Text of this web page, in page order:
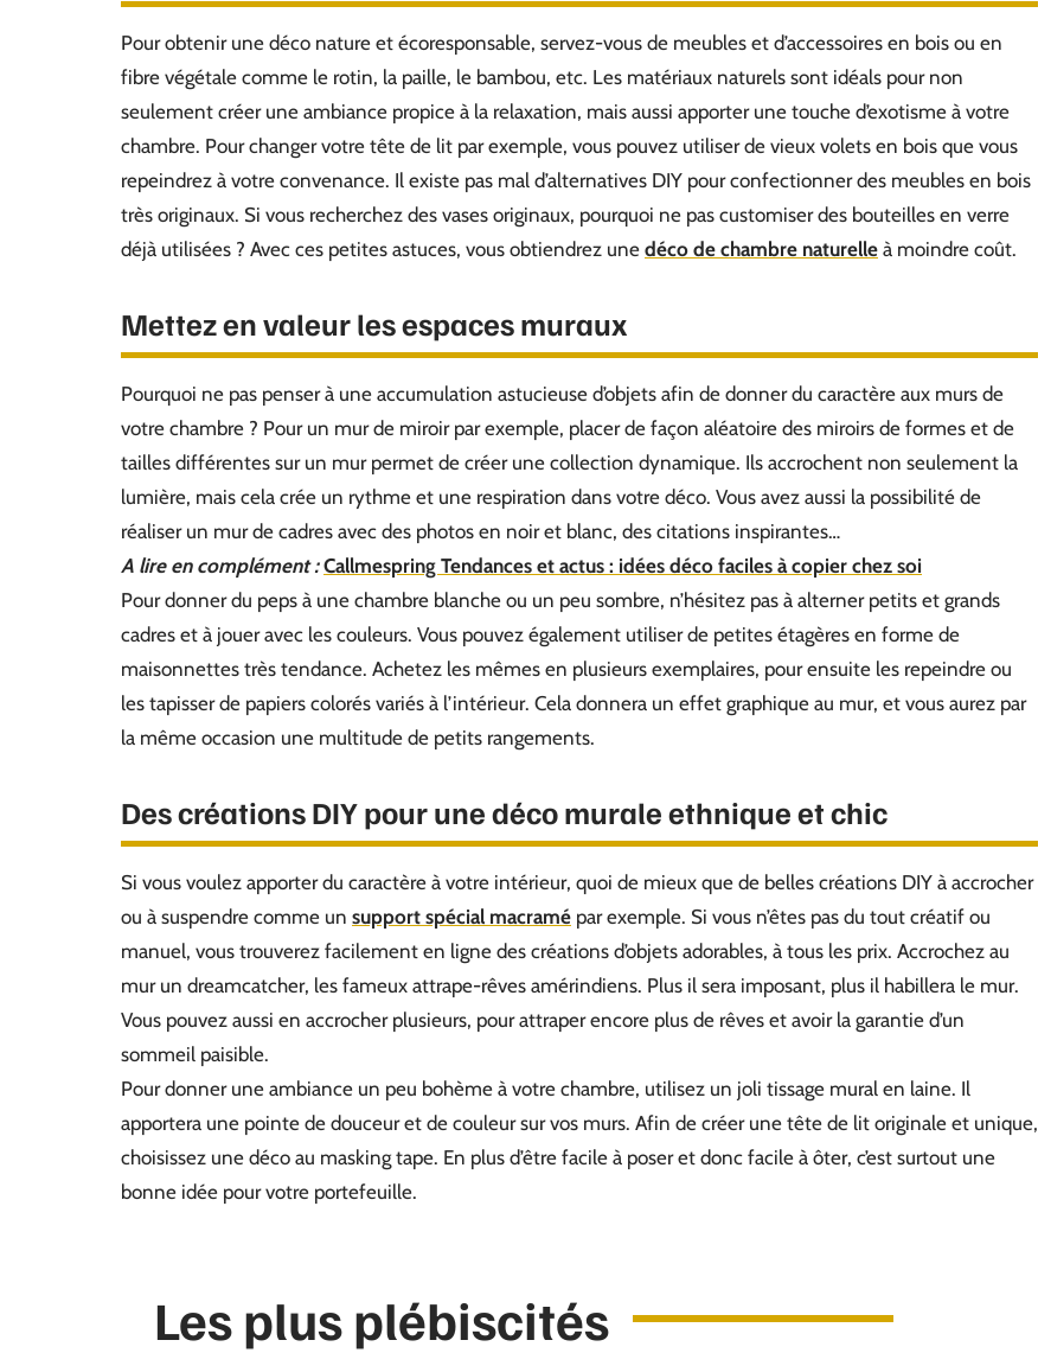
Pour obtenir une déco nature et écoresponsable, servez-vous de meubles et d’accessoires en bois ou en
fibre végétale comme le rotin, la paille, le bambou, etc. Les matériaux naturels sont idéals pour non
seulement créer une ambiance propice à la relaxation, mais aussi apporter une touche d’exotisme à votre
chambre. Pour changer votre tête de lit par exemple, vous pouvez utiliser de vieux volets en bois que vous
repeindrez à votre convenance. Il existe pas mal d’alternatives DIY pour confectionner des meubles en bois
très originaux. Si vous recherchez des vases originaux, pourquoi ne pas customiser des bouteilles en verre
déjà utilisées ? Avec ces petites astuces, vous obtiendrez une déco de chambre naturelle à moindre coût.
Mettez en valeur les espaces muraux
Pourquoi ne pas penser à une accumulation astucieuse d’objets afin de donner du caractère aux murs de
votre chambre ? Pour un mur de miroir par exemple, placer de façon aléatoire des miroirs de formes et de
tailles différentes sur un mur permet de créer une collection dynamique. Ils accrochent non seulement la
lumière, mais cela crée un rythme et une respiration dans votre déco. Vous avez aussi la possibilité de
réaliser un mur de cadres avec des photos en noir et blanc, des citations inspirantes…
A lire en complément : Callmespring Tendances et actus : idées déco faciles à copier chez soi
Pour donner du peps à une chambre blanche ou un peu sombre, n’hésitez pas à alterner petits et grands
cadres et à jouer avec les couleurs. Vous pouvez également utiliser de petites étagères en forme de
maisonnettes très tendance. Achetez les mêmes en plusieurs exemplaires, pour ensuite les repeindre ou
les tapisser de papiers colorés variés à l’intérieur. Cela donnera un effet graphique au mur, et vous aurez par
la même occasion une multitude de petits rangements.
Des créations DIY pour une déco murale ethnique et chic
Si vous voulez apporter du caractère à votre intérieur, quoi de mieux que de belles créations DIY à accrocher
ou à suspendre comme un support spécial macramé par exemple. Si vous n’êtes pas du tout créatif ou
manuel, vous trouverez facilement en ligne des créations d’objets adorables, à tous les prix. Accrochez au
mur un dreamcatcher, les fameux attrape-rêves amérindiens. Plus il sera imposant, plus il habillera le mur.
Vous pouvez aussi en accrocher plusieurs, pour attraper encore plus de rêves et avoir la garantie d’un
sommeil paisible.
Pour donner une ambiance un peu bohème à votre chambre, utilisez un joli tissage mural en laine. Il
apportera une pointe de douceur et de couleur sur vos murs. Afin de créer une tête de lit originale et unique,
choisissez une déco au masking tape. En plus d’être facile à poser et donc facile à ôter, c’est surtout une
bonne idée pour votre portefeuille.
Les plus plébiscités